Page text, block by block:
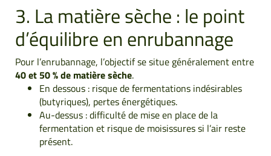
3. La matière sèche : le point
d’équilibre en enrubannage
Pour l’enrubannage, l’objectif se situe généralement entre
40 et 50 % de matière sèche.
En dessous : risque de fermentations indésirables
(butyriques), pertes énergétiques.
Au-dessus : difficulté de mise en place de la
fermentation et risque de moisissures si l’air reste
présent.